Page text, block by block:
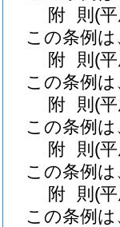
附 則 (
この条例
附 則 (
この条例
附 則 (
この条例
附 則 (
この条例
附 則 (
この条例